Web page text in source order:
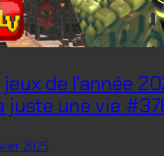
de l’année
juste une vie
2025